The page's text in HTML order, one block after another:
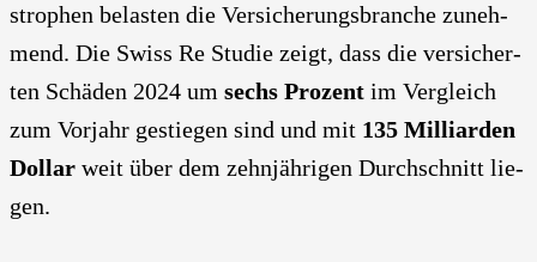
stro­phen belas­ten die Ver­si­che­rungs­bran­che zuneh­
mend. Die Swiss Re Stu­die zeigt, dass die ver­si­cher­
ten Schä­den 2024 um sechs Pro­zent im Ver­gleich
zum Vor­jahr gestie­gen sind und mit 135 Mil­li­ar­den
Dol­lar weit über dem zehn­jäh­ri­gen Durch­schnitt lie­
gen.